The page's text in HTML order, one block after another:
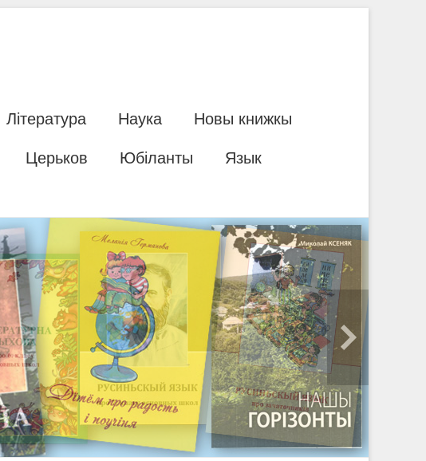
Література Наука Новы книжкы
Церьков Юбіланты Язык